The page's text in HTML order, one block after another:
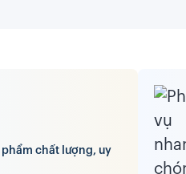
phẩm chất lượng, uy